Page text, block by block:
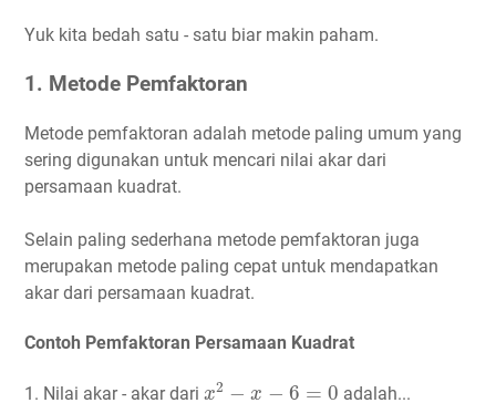
Yuk kita bedah satu - satu biar makin paham.
1. Metode Pemfaktoran
Metode pemfaktoran adalah metode paling umum yang
sering digunakan untuk mencari nilai akar dari
persamaan kuadrat.
Selain paling sederhana metode pemfaktoran juga
merupakan metode paling cepat untuk mendapatkan
akar dari persamaan kuadrat.
Contoh Pemfaktoran Persamaan Kuadrat
1. Nilai akar - akar dari x2 − x − 6 = 0
2 0 adalah...